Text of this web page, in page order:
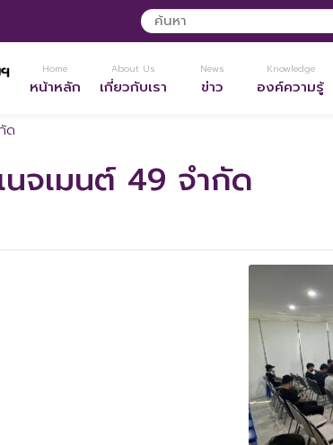
Home
หน้าหลัก
About Us
เกี่ยวกับเรา
News
ข่าว
Knowledge
องค์ความรู้
ด
จเมนต์ 49 จํากัด